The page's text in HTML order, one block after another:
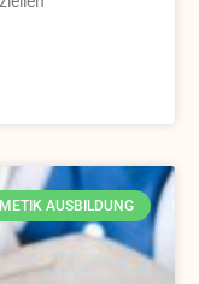
AUSBILDUNG